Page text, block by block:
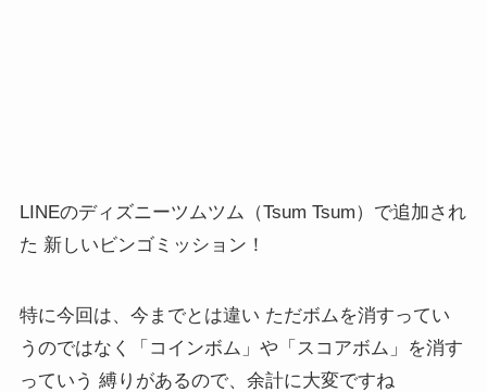
LINEのディズニーツムツム（Tsum Tsum）で追加され
た 新しいビンゴミッション！
特に今回は、今までとは違い ただボムを消すってい
うのではなく「コインボム」や「スコアボム」を消す
っていう 縛りがあるので、余計に大変ですね